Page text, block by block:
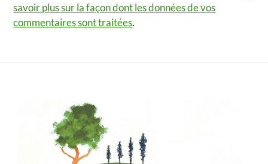
savoir plus sur la façon dont les données de vos
commentaires sont traitées.